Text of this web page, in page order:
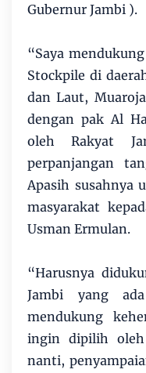
Gubernur Jambi ).
“Saya
Stockpile di
dan Laut,
dengan pak Al
oleh Rakyat
perpanjangan
Apasih susahnya
masyarakat
Usman Ermulan.
“Harusnya
Jambi yang
mendukung
ingin dipilih
nanti,